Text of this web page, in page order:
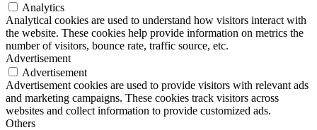
Analytics
Analytical cookies are used to understand how visitors interact with
the website. These cookies help provide information on metrics the
number of visitors, bounce rate, traffic source, etc.
Advertisement
Advertisement
Advertisement cookies are used to provide visitors with relevant ads
and marketing campaigns. These cookies track visitors across
websites and collect information to provide customized ads.
Others